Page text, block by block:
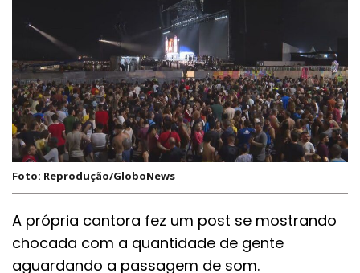
Foto: Reprodução/GloboNews
A própria cantora fez um post se mostrando
chocada com a quantidade de gente
aguardando a passagem de som.